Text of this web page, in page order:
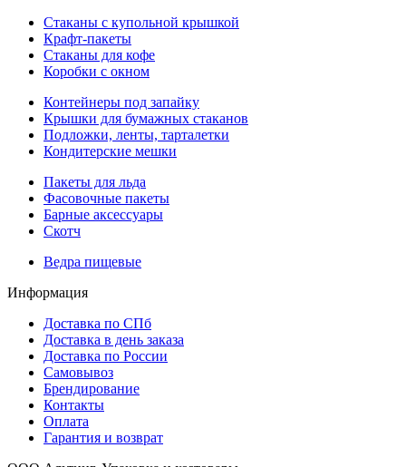
Стаканы с купольной крышкой
Крафт-пакеты
Стаканы для кофе
Коробки с окном
Контейнеры под запайку
Крышки для бумажных стаканов
Подложки, ленты, тарталетки
Кондитерские мешки
Пакеты для льда
Фасовочные пакеты
Барные аксессуары
Скотч
Ведра пищевые
Информация
Доставка по СПб
Доставка в день заказа
Доставка по России
Самовывоз
Брендирование
Контакты
Оплата
Гарантия и возврат